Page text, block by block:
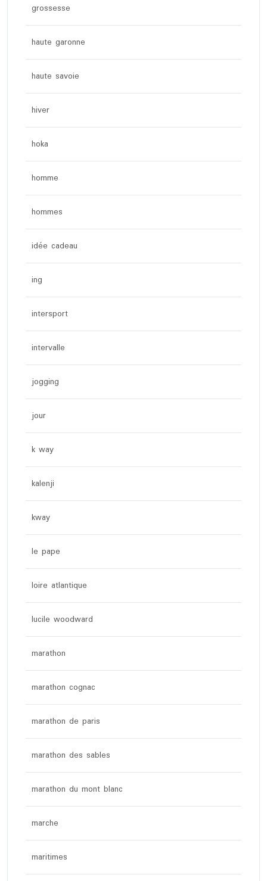
grossesse
haute garonne
haute savoie
hiver
hoka
homme
hommes
idée cadeau
ing
intersport
intervalle
jogging
jour
k way
kalenji
kway
le pape
loire atlantique
lucile woodward
marathon
marathon cognac
marathon de paris
marathon des sables
marathon du mont blanc
marche
maritimes